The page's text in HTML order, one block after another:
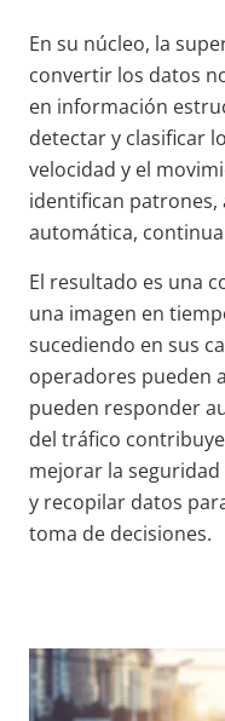
En su núcleo, la
convertir los datos
en información
detectar y clasificar
velocidad y el
identifican patrones,
automática,
El resultado es una
una imagen en
sucediendo en sus
operadores pueden
pueden responder
del tráfico
mejorar la
y recopilar datos
toma de decisiones.